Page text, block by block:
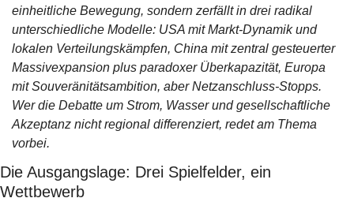
einheitliche Bewegung, sondern zerfällt in drei radikal
unterschiedliche Modelle: USA mit Markt-Dynamik und
lokalen Verteilungskämpfen, China mit zentral gesteuerter
Massivexpansion plus paradoxer Überkapazität, Europa
mit Souveränitätsambition, aber Netzanschluss-Stopps.
Wer die Debatte um Strom, Wasser und gesellschaftliche
Akzeptanz nicht regional differenziert, redet am Thema
vorbei.
Die Ausgangslage: Drei Spielfelder, ein
Wettbewerb